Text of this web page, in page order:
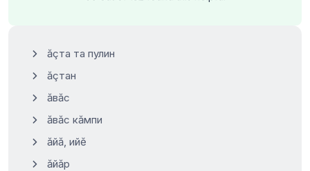
ăçта та пулин
ăçтан
ăвăс
ăвăс кăмпи
ăйă, ийĕ
ăйăр